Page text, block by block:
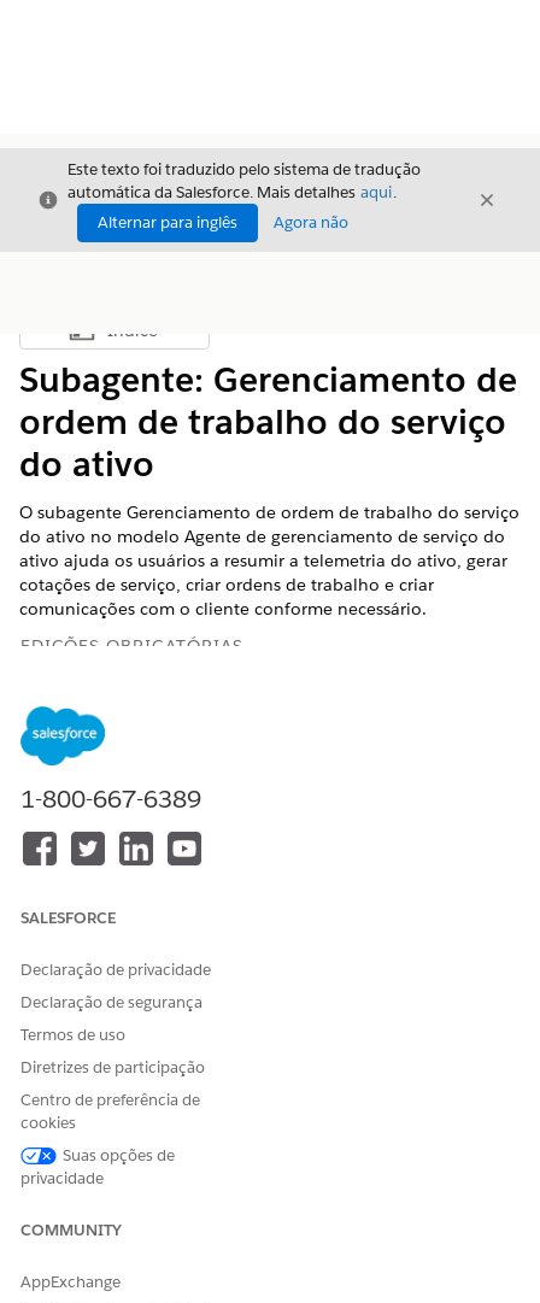
Fechar
Este texto foi traduzido pelo sistema de tradução
automática da Salesforce. Mais detalhes aqui.
Alternar para inglês
Agora não
Fechar
Mostrar índice
Índice
Subagente: Gerenciamento de
ordem de trabalho do serviço
do ativo
O subagente Gerenciamento de ordem de trabalho do serviço
do ativo no modelo Agente de gerenciamento de serviço do
ativo ajuda os usuários a resumir a telemetria do ativo, gerar
cotações de serviço, criar ordens de trabalho e criar
comunicações com o cliente conforme necessário.
EDIÇÕES OBRIGATÓRIAS
Disponível em: Lightning Experience
Disponível em: Edições
eDeveloper
Automotive ou incluídas na Agentforce 1 Automotive
Edition. Exige que cada usuário tenha o complemento
Agentforce para Automotive para acessar a ação.
ESTE ARTIGO RESOLVEU SEU PROBLEMA?
1-800-667-6389
SALESFORCE
Declaração de privacidade
Declaração de segurança
Termos de uso
Diretrizes de participação
Centro de preferência de
cookies
Suas opções de
privacidade
COMMUNITY
AppExchange